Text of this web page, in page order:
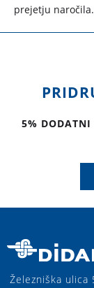
prejetju naročila.
5% DODATNI
Železniška ulica